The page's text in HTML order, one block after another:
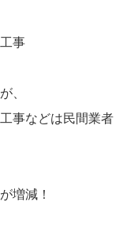
事
、
事などは民間業者
増減！